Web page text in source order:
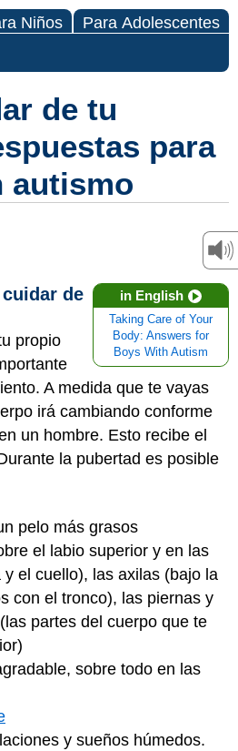
Niños Para Adolescentes
de tu
para
autismo
in English
Taking Care of Your
Body: Answers for
Boys With Autism
de
propio
A medida que te vayas
irá cambiando conforme
un hombre. Esto recibe el
la pubertad es posible
pelo más grasos
el labio superior y en las
el cuello), las axilas (bajo la
con el tronco), las piernas y
partes del cuerpo que te
sobre todo en las
y sueños húmedos.